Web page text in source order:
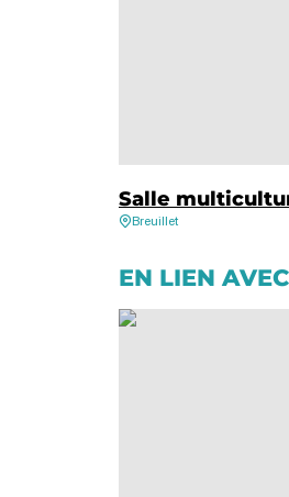
Salle
Breuillet
EN LIEN AVEC
Concert – Are you mine